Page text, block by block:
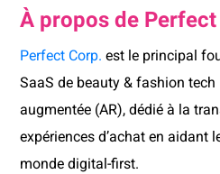
À propos de
Perfect Corp. est le principal
SaaS de beauty & fashion tech
augmentée (AR), dédié à la
expériences d’achat en aidant
monde digital-first.